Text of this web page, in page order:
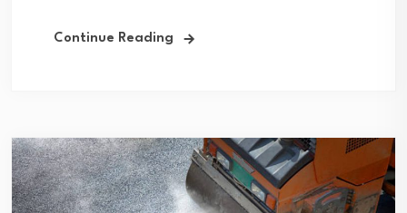
Continue Reading